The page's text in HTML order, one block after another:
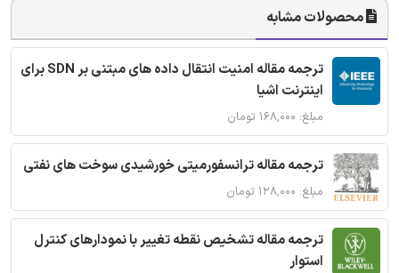
محصولات مشابه
ترجمه مقاله امنیت انتقال داده های مبتنی بر SDN برای
اینترنت اشیا
مبلغ: ۱۶۸,۰۰۰ تومان
ترجمه مقاله ترانسفورمیتی خورشیدی سوخت های نفتی
مبلغ: ۱۲۸,۰۰۰ تومان
ترجمه مقاله تشخیص نقطه تغییر با نمودارهای کنترل
استوار